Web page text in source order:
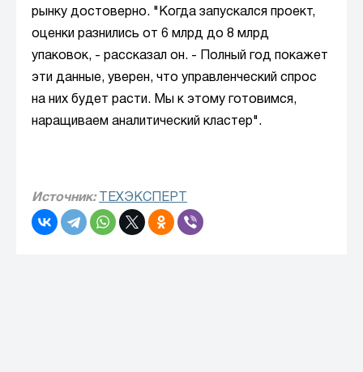
рынку достоверно. "Когда запускался проект,
оценки разнились от 6 млрд до 8 млрд
упаковок, - рассказал он. - Полный год покажет
эти данные, уверен, что управленческий спрос
на них будет расти. Мы к этому готовимся,
наращиваем аналитический кластер".
Источник: ТЕХЭКСПЕРТ